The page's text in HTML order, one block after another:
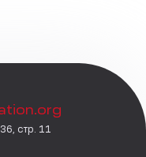
стр. 11